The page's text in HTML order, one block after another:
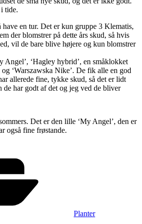
tide.
have en tur. Det er kun gruppe 3 Klematis,
der blomstrer på dette års skud, så hvis
vil de bare blive højere og kun blomstrer
Angel’, ‘Hagley hybrid’, en småklokket
‘Warszawska Nike’. De fik alle en god
allerede fine, tykke skud, så det er lidt
de har godt af det og jeg ved de bliver
Det er den lille ‘My Angel’, den er
også fine frøstande.
Planter